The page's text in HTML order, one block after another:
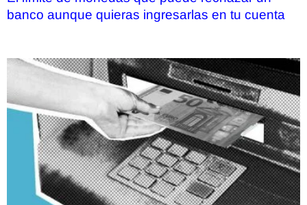
banco aunque quieras ingresarlas en tu cuenta